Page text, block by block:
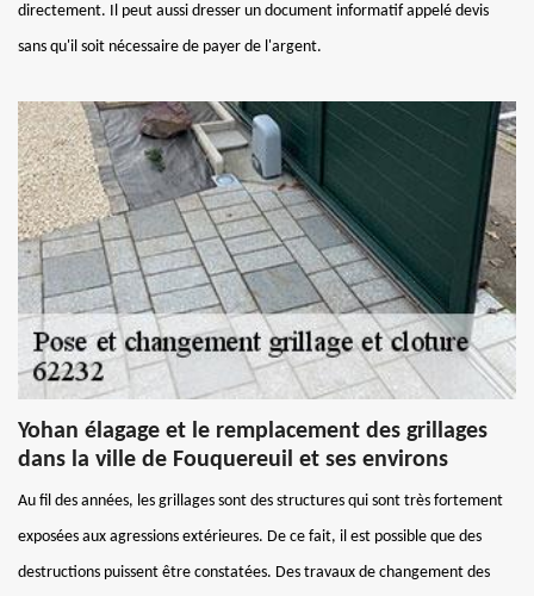
directement. Il peut aussi dresser un document informatif appelé devis
sans qu'il soit nécessaire de payer de l'argent.
Yohan élagage et le remplacement des grillages
dans la ville de Fouquereuil et ses environs
Au fil des années, les grillages sont des structures qui sont très fortement
exposées aux agressions extérieures. De ce fait, il est possible que des
destructions puissent être constatées. Des travaux de changement des